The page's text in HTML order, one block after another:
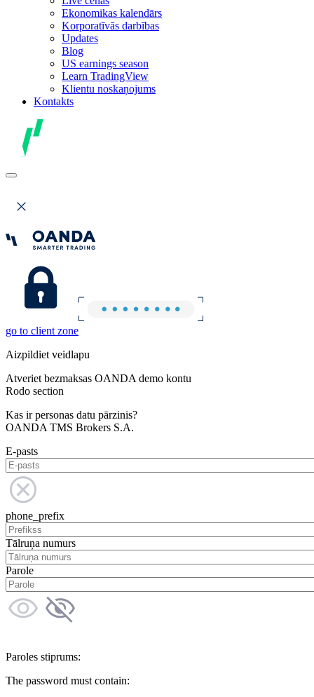
Ekonomikas kalendārs
Korporatīvās darbības
Updates
Blog
US earnings season
Learn TradingView
Klientu noskaņojums
Kontakts
go to client zone
Aizpildiet veidlapu
Atveriet bezmaksas OANDA demo kontu
Rodo section
Kas ir personas datu pārzinis?
OANDA TMS Brokers S.A.
E-pasts
phone_prefix
Tālruņa numurs
Parole
Paroles stiprums:
The password must contain: